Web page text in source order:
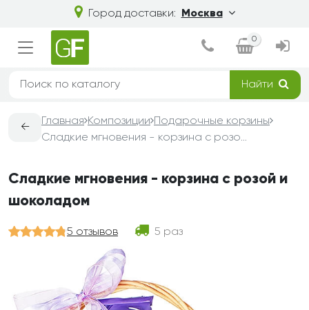
Город доставки: Москва
0
Найти
←
Главная Композиции
Подарочные корзины
Сладкие мгновения - корзина с розой и шоколадом
Сладкие мгновения - корзина с розой и
шоколадом
5 отзывов 5 раз